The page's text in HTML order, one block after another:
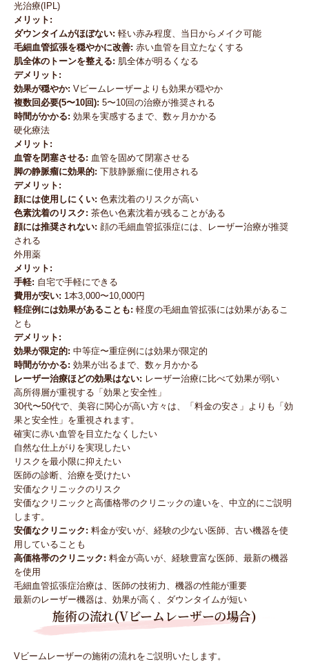
光治療(IPL)
メリット:
ダウンタイムがほぼない: 軽い赤み程度、当日からメイク可能
毛細血管拡張を穏やかに改善: 赤い血管を目立たなくする
肌全体のトーンを整える: 肌全体が明るくなる
デメリット:
効果が穏やか: Vビームレーザーよりも効果が穏やか
複数回必要(5〜10回): 5〜10回の治療が推奨される
時間がかかる: 効果を実感するまで、数ヶ月かかる
硬化療法
メリット:
血管を閉塞させる: 血管を固めて閉塞させる
脚の静脈瘤に効果的: 下肢静脈瘤に使用される
デメリット:
顔には使用しにくい: 色素沈着のリスクが高い
色素沈着のリスク: 茶色い色素沈着が残ることがある
顔には推奨されない: 顔の毛細血管拡張症には、レーザー治療が推奨
される
外用薬
メリット:
手軽: 自宅で手軽にできる
費用が安い: 1本3,000〜10,000円
軽症例には効果があることも: 軽度の毛細血管拡張には効果があるこ
とも
デメリット:
効果が限定的: 中等症〜重症例には効果が限定的
時間がかかる: 効果が出るまで、数ヶ月かかる
レーザー治療ほどの効果はない: レーザー治療に比べて効果が弱い
高所得層が重視する「効果と安全性」
30代〜50代で、美容に関心が高い方々は、「料金の安さ」よりも「効
果と安全性」を重視されます。
確実に赤い血管を目立たなくしたい
自然な仕上がりを実現したい
リスクを最小限に抑えたい
医師の診断、治療を受けたい
安価なクリニックのリスク
安価なクリニックと高価格帯のクリニックの違いを、中立的にご説明
します。
安価なクリニック: 料金が安いが、経験の少ない医師、古い機器を使
用していることも
高価格帯のクリニック: 料金が高いが、経験豊富な医師、最新の機器
を使用
毛細血管拡張症治療は、医師の技術力、機器の性能が重要
最新のレーザー機器は、効果が高く、ダウンタイムが短い
施術の流れ(Vビームレーザーの場合)
Vビームレーザーの施術の流れをご説明いたします。